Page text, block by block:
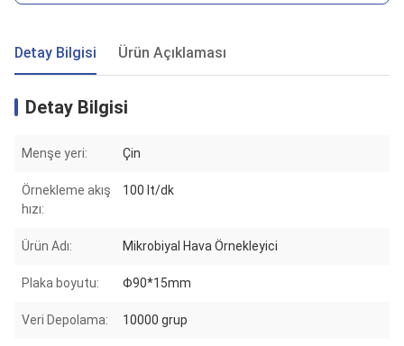
Detay Bilgisi Ürün Açıklaması
Detay Bilgisi
Menşe yeri: Çin
Örnekleme akış
hızı:
100 lt/dk
Ürün Adı: Mikrobiyal Hava Örnekleyici
Plaka boyutu: Φ90*15mm
Veri Depolama: 10000 grup